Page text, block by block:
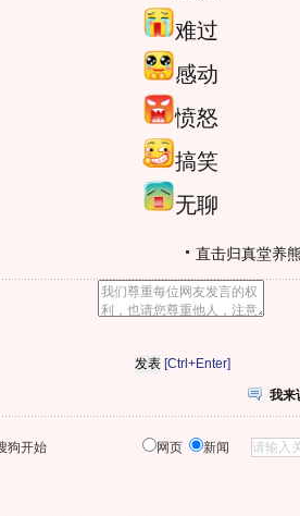
难过
感动
愤怒
搞笑
无聊
直击归真堂养
[Ctrl+Enter]
我来
狗开始 网页 新闻